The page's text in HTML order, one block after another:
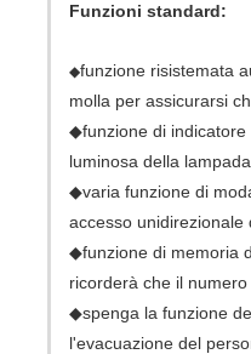
Funzioni standard:
◆funzione risistemata
molla per assicurarsi
◆funzione di indicatore
luminosa della
◆varia funzione di
accesso unidirezionale
◆funzione di memoria
ricorderà che il
◆spenga la funzione
l'evacuazione del